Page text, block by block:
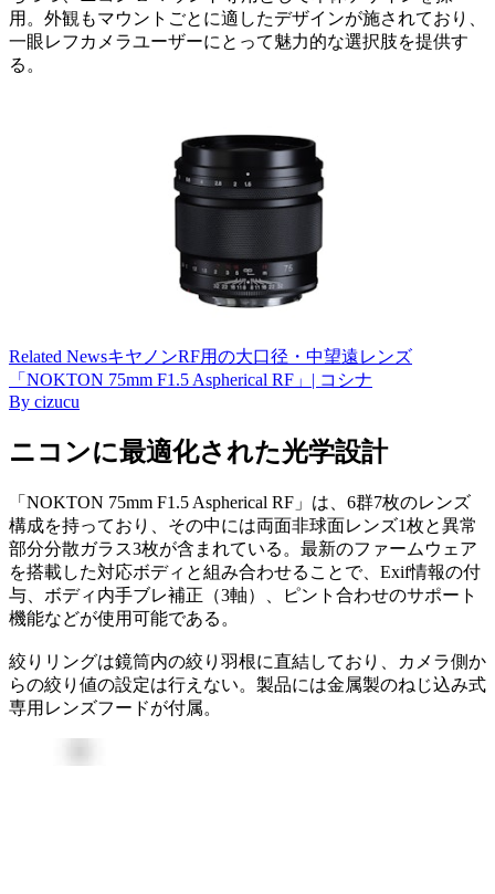
用。外観もマウントごとに適したデザインが施されており、
一眼レフカメラユーザーにとって魅力的な選択肢を提供す
る。
Related NewsキヤノンRF用の大口径・中望遠レンズ
「NOKTON 75mm F1.5 Aspherical RF」| コシナ
By cizucu
ニコンに最適化された光学設計
「NOKTON 75mm F1.5 Aspherical RF」は、6群7枚のレンズ
構成を持っており、その中には両面非球面レンズ1枚と異常
部分分散ガラス3枚が含まれている。最新のファームウェア
を搭載した対応ボディと組み合わせることで、Exif情報の付
与、ボディ内手ブレ補正（3軸）、ピント合わせのサポート
機能などが使用可能である。
絞りリングは鏡筒内の絞り羽根に直結しており、カメラ側か
らの絞り値の設定は行えない。製品には金属製のねじ込み式
専用レンズフードが付属。